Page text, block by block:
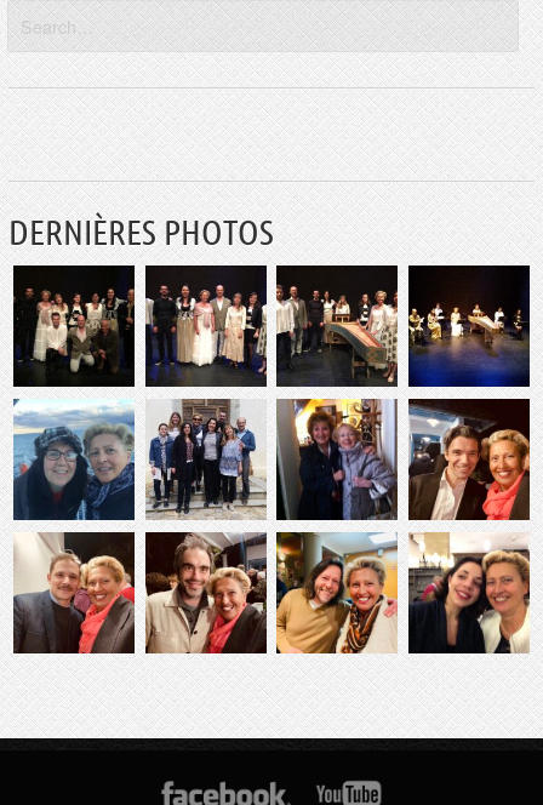
DERNIÈRES PHOTOS